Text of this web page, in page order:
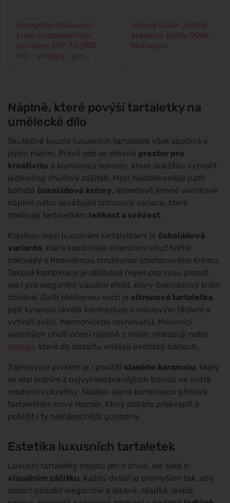
Incognito Opalovací
krém s repelentním
účinkem SPF 30 (100
ml) - vhodný i pro
Henné Color Jemný
krémový přeliv 90ml
Mahagon
Náplně, které povýší tartaletky na
umělecké dílo
Skutečné kouzlo luxusních tartaletek však spočívá v
jejich náplni. Právě zde se otevírá prostor pro
kreativitu a kombinaci surovin, které dokážou vytvořit
jedinečný chuťový zážitek. Mezi nejoblíbenější patří
bohaté čokoládové krémy, sametově jemné vanilkové
náplně nebo osvěžující citrusové variace, které
dodávají tartaletkám lehkost a svěžest.
Klasikou mezi luxusními tartaletkami je čokoládová
varianta, která kombinuje intenzivní chuť hořké
čokolády s hedvábnou strukturou smetanového krému.
Taková kombinace je oblíbená nejen pro svou plnost,
ale i pro elegantní vizuální efekt, který čokoládový krém
dodává. Další oblíbenou verzí je citronová tartaletka,
jejíž kyselost skvěle kontrastuje s máslovým těstem a
vytváří svěží, harmonickou rovnováhu. Milovníci
ovocných chutí ocení náplně z malin, maracuji nebo
manga, které do dezertu vnášejí exotický nádech.
Zajímavým prvkem je i použití slaného karamelu, který
se stal jedním z nejvyhledávanějších trendů ve světě
moderní cukrařiny. Sladko-slaná kombinace přidává
tartaletkám nový rozměr, který dokáže překvapit a
potěšit i ty nejnáročnější gurmány.
Estetika luxusních tartaletek
Luxusní tartaletky nejsou jen o chuti, ale také o
vizuálním zážitku. Každý detail je promyšlen tak, aby
dezert působil elegantně a lákavě. Hladká, lesklá